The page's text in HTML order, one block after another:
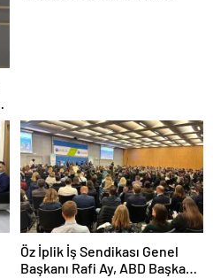
Öz İplik İş Sendikası Genel
Başkanı Rafi Ay, ABD Başkanı